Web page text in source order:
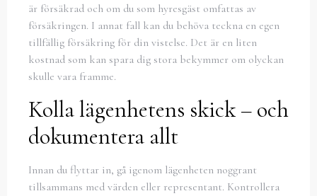
är försäkrad och om du som hyresgäst omfattas av
försäkringen. I annat fall kan du behöva teckna en egen
tillfällig försäkring för din vistelse. Det är en liten
kostnad som kan spara dig stora bekymmer om olyckan
skulle vara framme.
Kolla lägenhetens skick – och
dokumentera allt
Innan du flyttar in, gå igenom lägenheten noggrant
tillsammans med värden eller representant. Kontrollera